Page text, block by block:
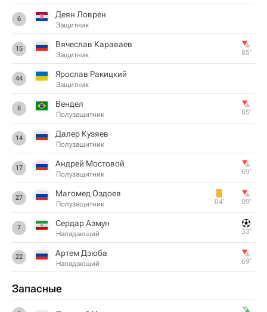
6 Деян Ловрен
Защитник
15 Вячеслав Караваев
Защитник 85‎’‎
44 Ярослав Ракицкий
Защитник
8 Вендел
Полузащитник 85‎’‎
14 Далер Кузяев
Полузащитник
17 Андрей Мостовой
Полузащитник 69‎’‎
27 Магомед Оздоев
Полузащитник 04‎’‎ 09‎’‎
7 Сердар Азмун
Нападающий 33‎’‎
22 Артем Дзюба
Нападающий 69‎’‎
Запасные